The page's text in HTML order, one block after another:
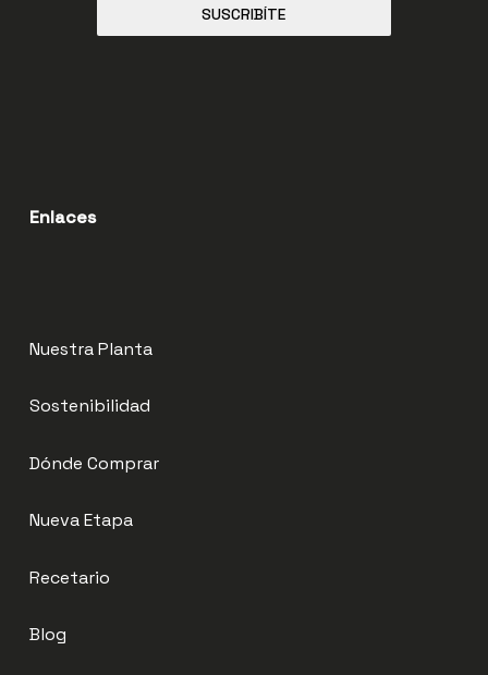
SUSCRIBÍTE
Enlaces
Nuestra Planta
Sostenibilidad
Dónde Comprar
Nueva Etapa
Recetario
Blog